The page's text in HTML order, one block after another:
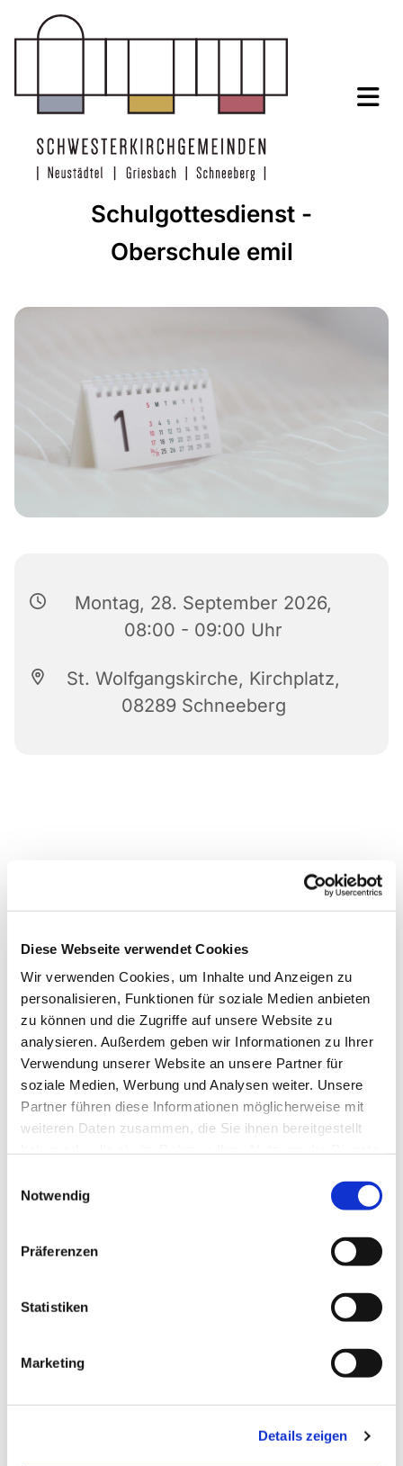
Diese Webseite verwendet Cookies
Wir verwenden Cookies, um Inhalte und Anzeigen zu
personalisieren, Funktionen für soziale Medien anbieten
zu können und die Zugriffe auf unsere Website zu
analysieren. Außerdem geben wir Informationen zu Ihrer
Verwendung unserer Website an unsere Partner für
soziale Medien, Werbung und Analysen weiter. Unsere
Partner führen diese Informationen möglicherweise mit
weiteren Daten zusammen, die Sie ihnen bereitgestellt
Notwendig
Präferenzen
Statistiken
Marketing
Details zeigen
Schulgottesdienst -
Oberschule emil
Montag, 28. September 2026,
08:00 - 09:00 Uhr
St. Wolfgangskirche, Kirchplatz,
08289 Schneeberg
Dies könnte Sie auch